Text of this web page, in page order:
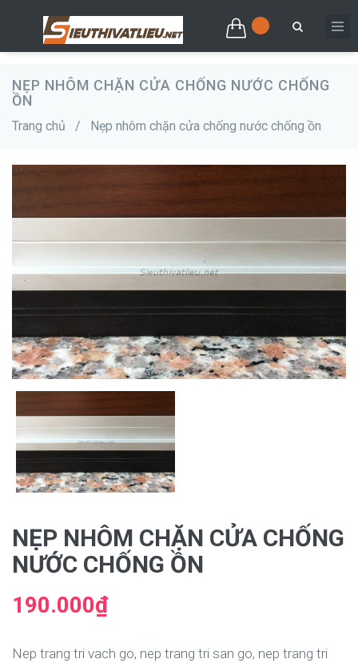
NẸP NHÔM CHẶN CỬA CHỐNG NƯỚC CHỐNG
ỒN
Trang chủ / Nẹp nhôm chặn cửa chống nước chống ồn
NẸP NHÔM CHẶN CỬA CHỐNG
NƯỚC CHỐNG ỒN
190.000₫
Nep trang tri vach go, nep trang tri san go, nep trang tri